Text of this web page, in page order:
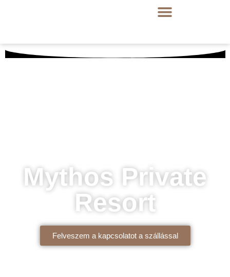
Mythos Private
Resort
Felveszem a kapcsolatot a szállással